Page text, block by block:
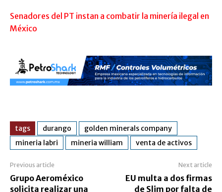
Senadores del PT instan a combatir la minería ilegal en
México
tags durango
golden minerals company
mineria labri
mineria william venta de activos
Previous article
Grupo Aeroméxico
solicita realizar una
Next article
EU multa a dos firmas
de Slim por falta de